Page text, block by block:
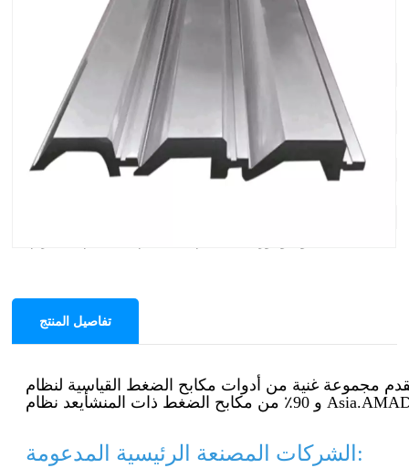
نظام الأداة: نظام أمادا
نصف القطر: R0.6 مم
الارتفاع الفعال: 128 ملم
الارتفاع الإجمالي: 158 ملم
تفاصيل المنتج
و 90٪ من مكابح الضغط ذات المنشأ
الشركات المصنعة الرئيسية المدعومة: